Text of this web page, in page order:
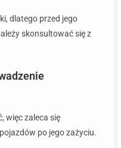
dlatego przed jego
skonsultować się z
więc zaleca się
po jego zażyciu.